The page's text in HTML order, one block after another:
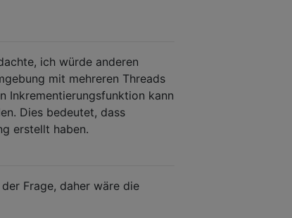
ich würde anderen
mit mehreren Threads
Inkrementierungsfunktion kann
Dies bedeutet, dass
erstellt haben.
Frage, daher wäre die